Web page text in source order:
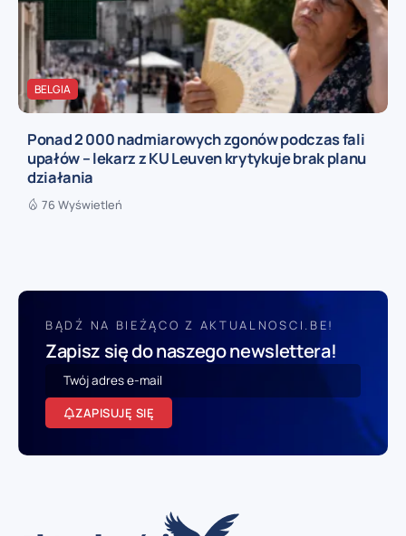
BELGIA
Ponad 2 000 nadmiarowych zgonów podczas fali
upałów – lekarz z KU Leuven krytykuje brak planu
działania
76 Wyświetleń
BĄDŹ NA BIEŻĄCO Z AKTUALNOSCI.BE!
Zapisz się do naszego newslettera!
ZAPISUJĘ SIĘ